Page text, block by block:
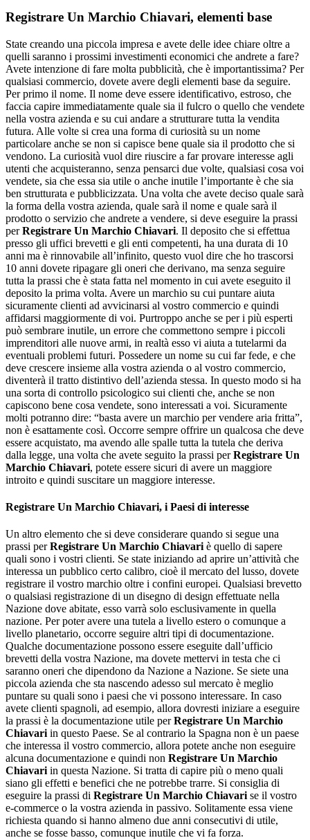
Registrare Un Marchio Chiavari, elementi base
State creando una piccola impresa e avete delle idee chiare oltre a
quelli saranno i prossimi investimenti economici che andrete a fare?
Avete intenzione di fare molta pubblicità, che è importantissima? Per
qualsiasi commercio, dovete avere degli elementi base da seguire.
Per primo il nome. Il nome deve essere identificativo, estroso, che
faccia capire immediatamente quale sia il fulcro o quello che vendete
nella vostra azienda e su cui andare a strutturare tutta la vendita
futura. Alle volte si crea una forma di curiosità su un nome
particolare anche se non si capisce bene quale sia il prodotto che si
vendono. La curiosità vuol dire riuscire a far provare interesse agli
utenti che acquisteranno, senza pensarci due volte, qualsiasi cosa voi
vendete, sia che essa sia utile o anche inutile l’importante è che sia
ben strutturata e pubblicizzata. Una volta che avete deciso quale sarà
la forma della vostra azienda, quale sarà il nome e quale sarà il
prodotto o servizio che andrete a vendere, si deve eseguire la prassi
perRegistrare Un Marchio Chiavari. Il deposito che si effettua
presso gli uffici brevetti e gli enti competenti, ha una durata di 10
anni ma è rinnovabile all’infinito, questo vuol dire che ho trascorsi
10 anni dovete ripagare gli oneri che derivano, ma senza seguire
tutta la prassi che è stata fatta nel momento in cui avete eseguito il
deposito la prima volta. Avere un marchio su cui puntare aiuta
sicuramente clienti ad avvicinarsi al vostro commercio e quindi
affidarsi maggiormente di voi. Purtroppo anche se per i più esperti
può sembrare inutile, un errore che commettono sempre i piccoli
imprenditori alle nuove armi, in realtà esso vi aiuta a tutelarmi da
eventuali problemi futuri. Possedere un nome su cui far fede, e che
deve crescere insieme alla vostra azienda o al vostro commercio,
diventerà il tratto distintivo dell’azienda stessa. In questo modo si ha
una sorta di controllo psicologico sui clienti che, anche se non
capiscono bene cosa vendete, sono interessati a voi. Sicuramente
molti potranno dire: “basta avere un marchio per vendere aria fritta”,
non è esattamente così. Occorre sempre offrire un qualcosa che deve
essere acquistato, ma avendo alle spalle tutta la tutela che deriva
dalla legge, una volta che avete seguito la prassi perRegistrare Un
Marchio Chiavari, potete essere sicuri di avere un maggiore
introito e quindi suscitare un maggiore interesse.
Registrare Un Marchio Chiavari, i Paesi di interesse
Un altro elemento che si deve considerare quando si segue una
prassi perRegistrare Un Marchio Chiavari è quello di sapere
quali sono i vostri clienti. Se state iniziando ad aprire un’attività che
interessa un pubblico certo calibro, cioè il mercato del lusso, dovete
registrare il vostro marchio oltre i confini europei. Qualsiasi brevetto
o qualsiasi registrazione di un disegno di design effettuate nella
Nazione dove abitate, esso varrà solo esclusivamente in quella
nazione. Per poter avere una tutela a livello estero o comunque a
livello planetario, occorre seguire altri tipi di documentazione.
Qualche documentazione possono essere eseguite dall’ufficio
brevetti della vostra Nazione, ma dovete mettervi in testa che ci
saranno oneri che dipendono da Nazione a Nazione. Se siete una
piccola azienda che sta nascendo adesso sul mercato è meglio
puntare su quali sono i paesi che vi possono interessare. In caso
avete clienti spagnoli, ad esempio, allora dovresti iniziare a eseguire
la prassi è la documentazione utile perRegistrare Un Marchio
Chiavari in questo Paese. Se al contrario la Spagna non è un paese
che interessa il vostro commercio, allora potete anche non eseguire
alcuna documentazione e quindi non Registrare Un Marchio
Chiavari in questa Nazione. Si tratta di capire più o meno quali
siano gli effetti e benefici che ne potrebbe trarre. Si consiglia di
eseguire la prassi di Registrare Un Marchio Chiavari se il vostro
e-commerce o la vostra azienda in passivo. Solitamente essa viene
richiesta quando si hanno almeno due anni consecutivi di utile,
anche se fosse basso, comunque inutile che vi fa forza.